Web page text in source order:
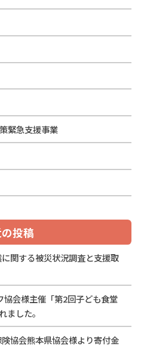
緊急支援事業
投稿
関する被災状況調査と支援取
会様主催「第2回子ども食堂
ました。
協会熊本県協会様より寄付金